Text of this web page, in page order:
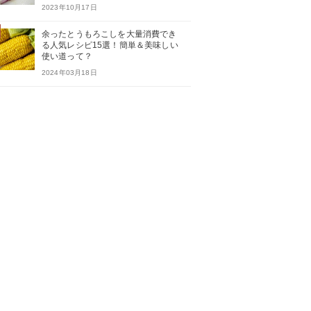
2023年10月17日
余ったとうもろこしを大量消費でき
る人気レシピ15選！簡単＆美味しい
使い道って？
2024年03月18日